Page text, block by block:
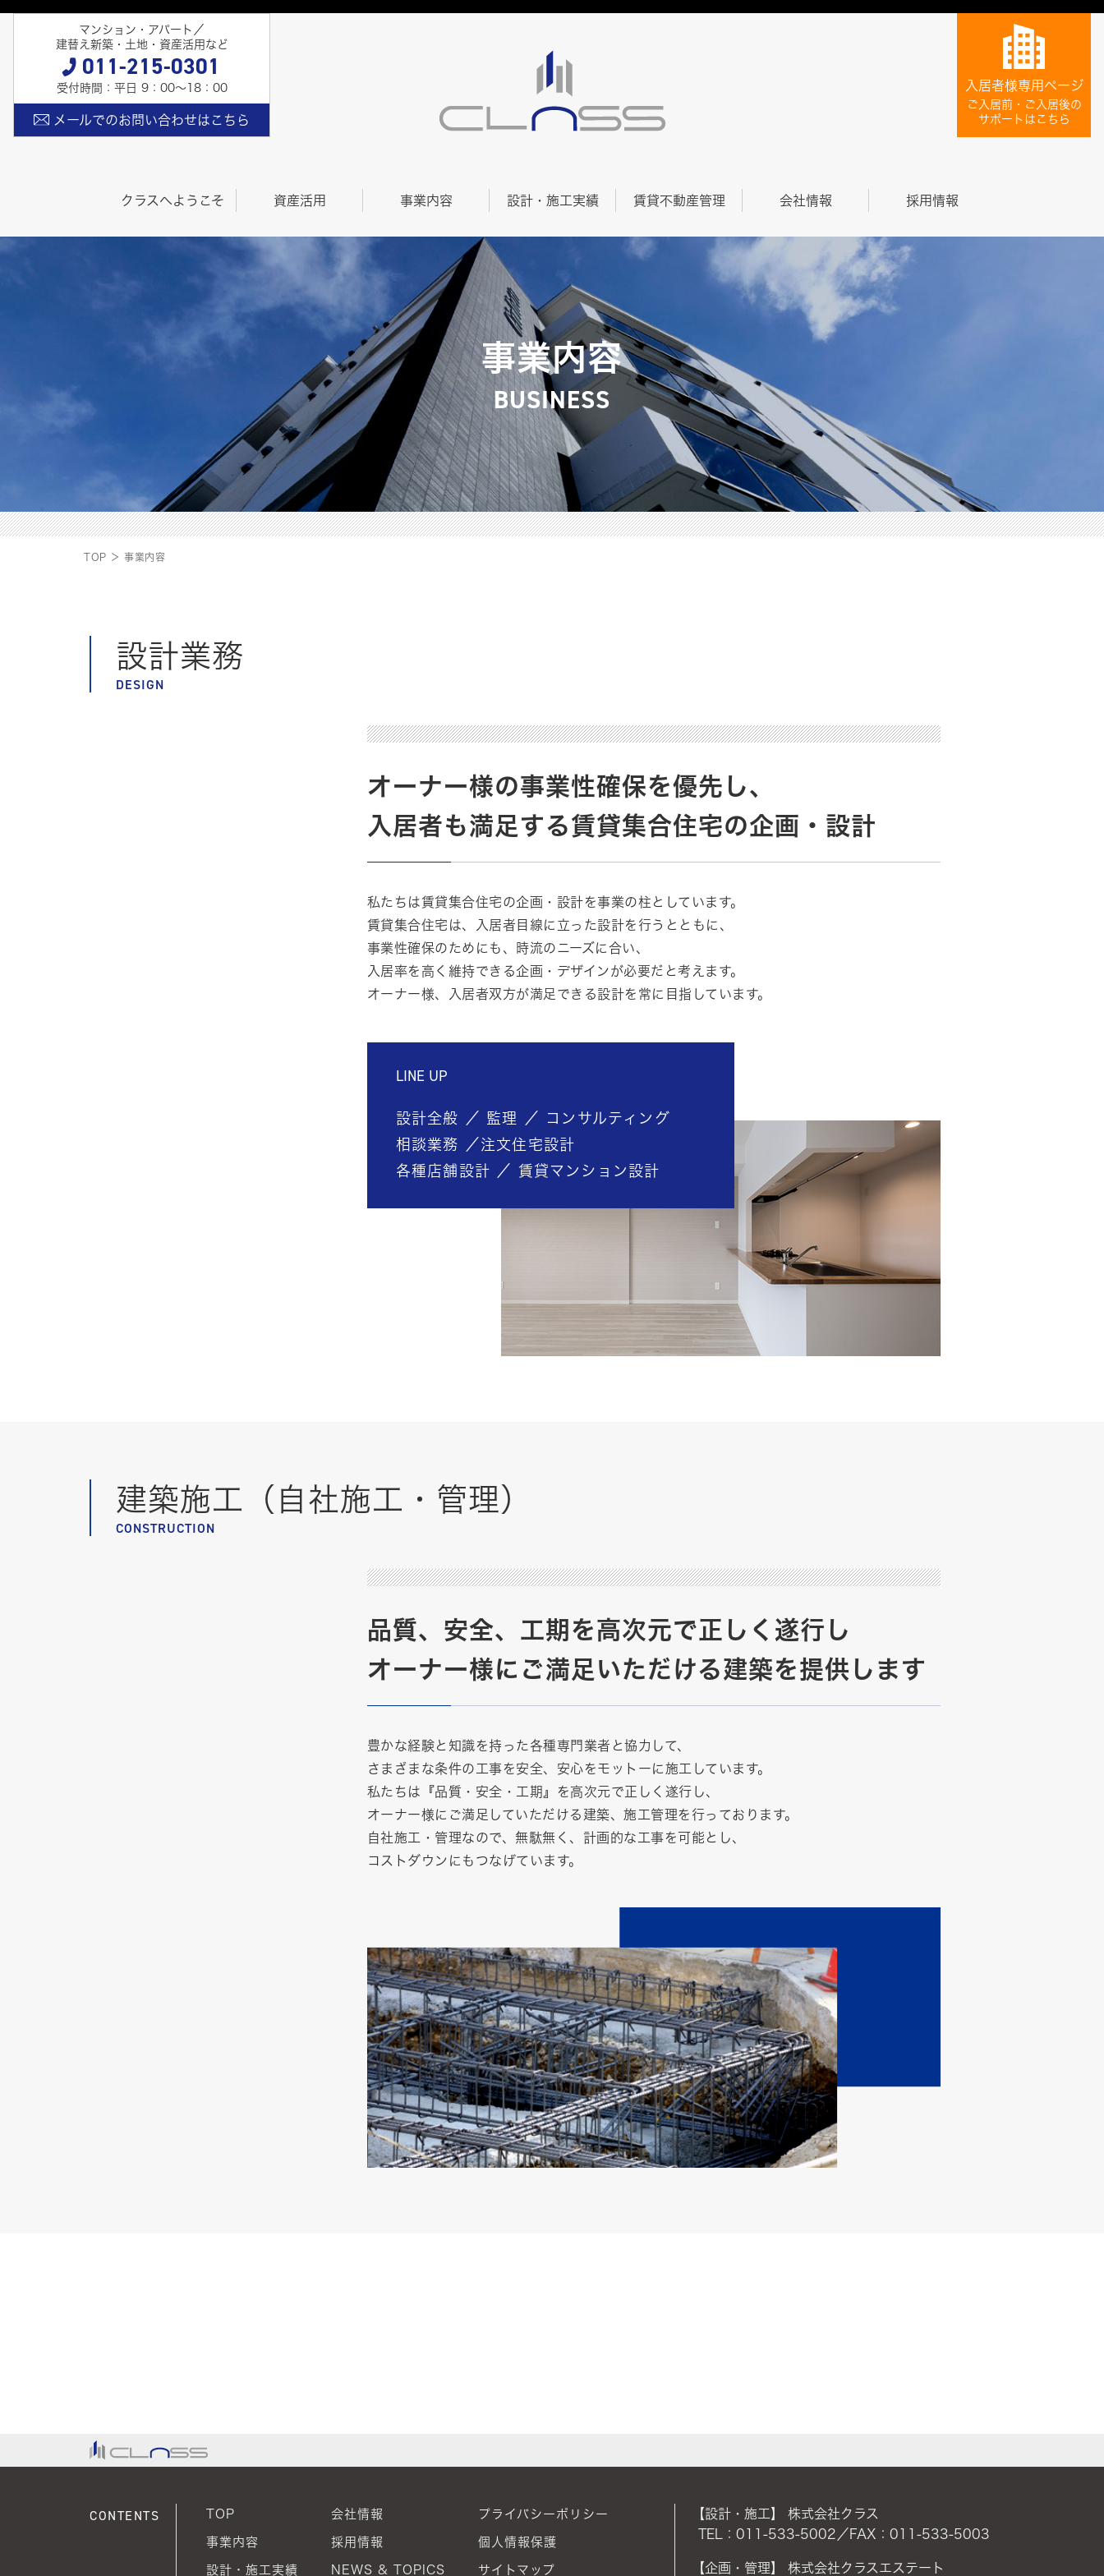
クラスへようこそ 資産活用 事業内容 設計・施工実績 賃貸不動産管理 会社情報 採用情報
マンション・アパート／
建替え新築・土地・資産活用など
011-215-0301
受付時間：平日 9：00〜18：00
メールでのお問い合わせはこちら
入居者様専用ページ
ご入居前・ご入居後の
サポートはこちら
事業内容
BUSINESS
TOP ＞ 事業内容
設計業務
DESIGN
オーナー様の事業性確保を優先し、
入居者も満足する賃貸集合住宅の企画・設計
私たちは賃貸集合住宅の企画・設計を事業の柱としています。
賃貸集合住宅は、入居者目線に立った設計を行うとともに、
事業性確保のためにも、時流のニーズに合い、
入居率を高く維持できる企画・デザインが必要だと考えます。
オーナー様、入居者双方が満足できる設計を常に目指しています。
LINE UP
設計全般 ／ 監理 ／ コンサルティング
相談業務 ／注文住宅設計
各種店舗設計 ／ 賃貸マンション設計
建築施工（自社施工・管理）
CONSTRUCTION
品質、安全、工期を高次元で正しく遂行し
オーナー様にご満足いただける建築を提供します
豊かな経験と知識を持った各種専門業者と協力して、
さまざまな条件の工事を安全、安心をモットーに施工しています。
私たちは『品質・安全・工期』を高次元で正しく遂行し、
オーナー様にご満足していただける建築、施工管理を行っております。
自社施工・管理なので、無駄無く、計画的な工事を可能とし、
コストダウンにもつなげています。
CONTENTS TOP
事業内容
設計・施工実績
会社情報
採用情報
NEWS & TOPICS
プライバシーポリシー
個人情報保護
サイトマップ
【設計・施工】 株式会社クラス
TEL：011-533-5002／FAX：011-533-5003
【企画・管理】 株式会社クラスエステート